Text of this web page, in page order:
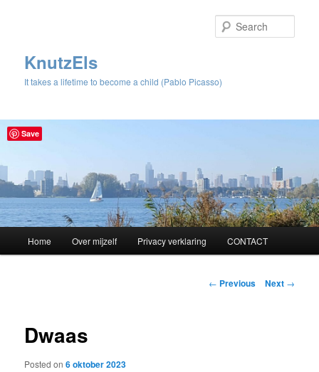
KnutzEls
It takes a lifetime to become a child (Pablo Picasso)
Skip
content
Home Over mijzelf Privacy verklaring CONTACT
Post
← Previous Next →
Dwaas
Posted on6 oktober 2023
Save